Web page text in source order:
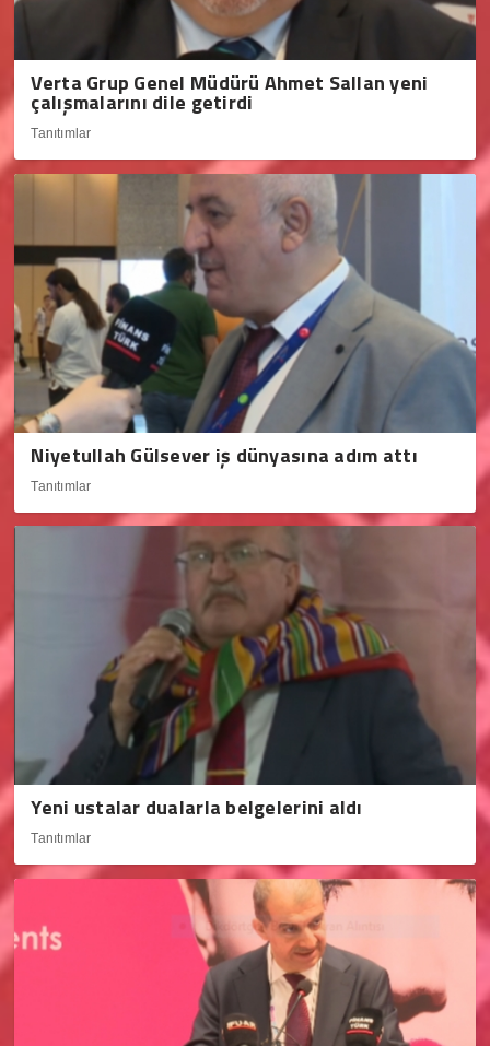
Verta Grup Genel Müdürü Ahmet Sallan yeni
çalışmalarını dile getirdi
Tanıtımlar
Niyetullah Gülsever iş dünyasına adım attı
Tanıtımlar
Yeni ustalar dualarla belgelerini aldı
Tanıtımlar